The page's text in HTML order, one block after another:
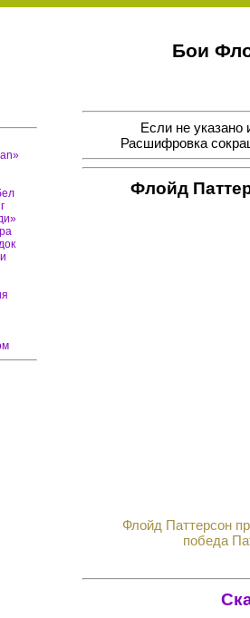
Бои
Если не указано
Расшифровка
Флойд
Флойд Паттерсон
победа